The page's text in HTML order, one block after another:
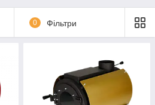
0 Фільтри